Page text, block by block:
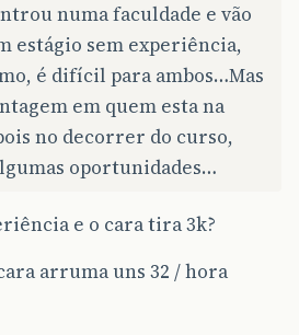
numa faculdade e vão
estágio sem experiência,
é difícil para ambos…Mas
em quem esta na
no decorrer do curso,
oportunidades…
e o cara tira 3k?
arruma uns 32 / hora